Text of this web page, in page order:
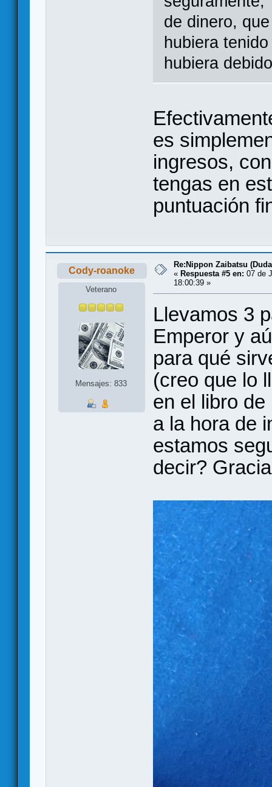
de dinero,
hubiera
hubiera
es
ingresos,
tengas en
puntuación
Cody-roanoke
Veterano
Mensajes: 833
Re:Nippon Zaibatsu
« Respuesta #5 en: 07 de
18:00:39 »
Llevamos 3
Emperor y
para qué
(creo que lo
en el libro
a la hora de
estamos
decir?